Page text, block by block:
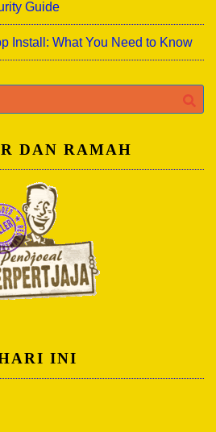
Guide
Install: What You Need to Know
DAN RAMAH
INI